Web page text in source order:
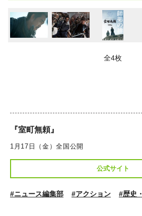
全4枚
『室町無頼』
1月17日（金）全国公開
公式サイト
#ニュース編集部 #アクション #歴史